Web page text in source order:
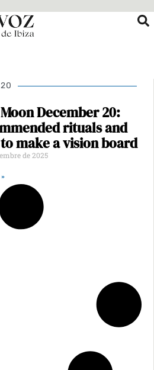
December 20:
rituals and
make a vision board
de 2025
»